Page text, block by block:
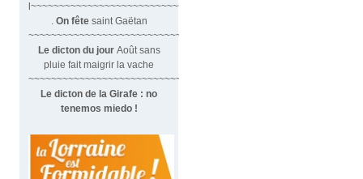
l~~~~~~~~~~~~~~~~~~~~~~~~~~~
On fête saint Gaëtan
~~~~~~~~~~~~~~~~~~~~~~~~~~~~~~
Le dicton du jour Août sans
pluie fait maigrir la vache
~~~~~~~~~~~~~~~~~~~~~~~~~~~~~~~
Le dicton de la Girafe : no
tenemos miedo !